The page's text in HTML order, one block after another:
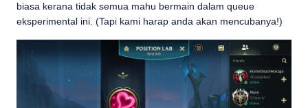
biasa kerana tidak semua mahu bermain dalam queue
eksperimental ini. (Tapi kami harap anda akan mencubanya!)